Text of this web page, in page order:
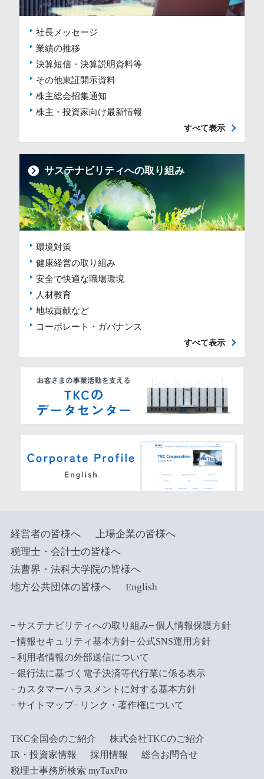
社長メッセージ
業績の推移
決算短信・決算説明資料等
その他東証開示資料
株主総会招集通知
株主・投資家向け最新情報
すべて表示
サステナビリティへの取り組み
環境対策
健康経営の取り組み
安全で快適な職場環境
人材教育
地域貢献など
コーポレート・ガバナンス
すべて表示
経営者の皆様へ
上場企業の皆様へ
税理士・会計士の皆様へ
法曹界・法科大学院の皆様へ
地方公共団体の皆様へ
English
サステナビリティへの取り組み
個人情報保護方針
情報セキュリティ基本方針
公式SNS運用方針
利用者情報の外部送信について
銀行法に基づく電子決済等代行業に係る表示
カスタマーハラスメントに対する基本方針
サイトマップ
リンク・著作権について
TKC全国会のご紹介
株式会社TKCのご紹介
IR・投資家情報
採用情報
総合お問合せ
税理士事務所検索 myTaxPro